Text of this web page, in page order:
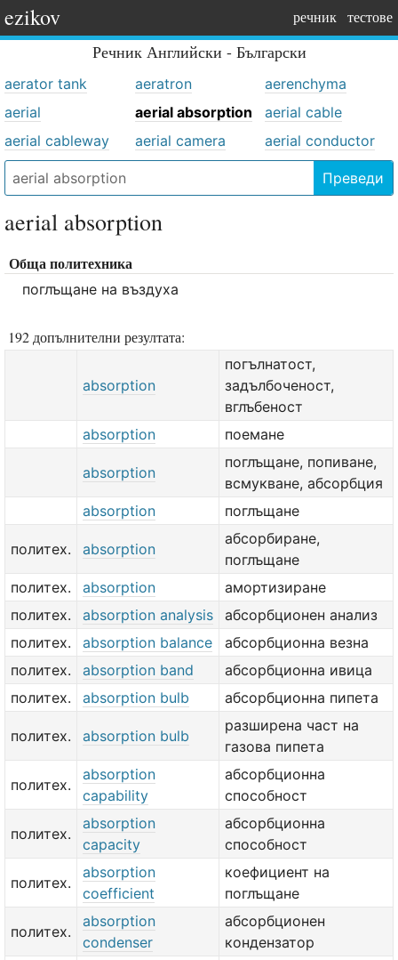
ezikov речник тестове
Речник Английски - Български
aerator tank aeratron
aerenchyma
aerial
aerial absorption
aerial cable
aerial cableway
aerial camera aerial conductor
Преведи
aerial absorption
Обща политехника
поглъщане на въздуха
192 допълнителни резултата:
absorption
погълнатост,
задълбоченост,
вглъбеност
absorption
поемане
absorption
поглъщане, попиване,
всмукване, абсорбция
absorption
поглъщане
политех. absorption
абсорбиране,
поглъщане
политех.
absorption
амортизиране
политех.
absorption analysis
абсорбционен анализ
политех.
absorption balance
абсорбционна везна
политех.
absorption band
абсорбционна ивица
политех.
absorption bulb абсорбционна пипета
политех. absorption bulb
разширена част на
газова пипета
политех.
absorption
capability
абсорбционна
способност
политех.
absorption
capacity
абсорбционна
способност
политех.
absorption
coefficient
коефициент на
поглъщане
политех.
absorption
condenser
абсорбционен
кондензатор